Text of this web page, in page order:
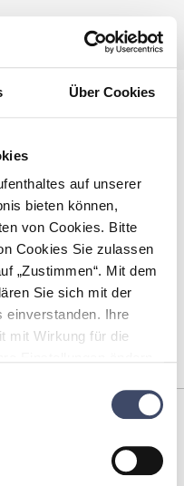
Über Cookies
auf unserer
bieten können,
von Cookies. Bitte
Cookies Sie zulassen
„Zustimmen“. Mit dem
Sie sich mit der
einverstanden. Ihre
mit Wirkung für die
familien.at/cookie-
der
sollen einfache
geschaffen wird. Ziel ist
Aufenthaltszeiten